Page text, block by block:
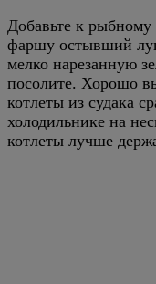
Добавьте к рыбному
фаршу остывший
мелко нарезанную
посолите. Хорошо
котлеты из судака
холодильнике на
котлеты лучше